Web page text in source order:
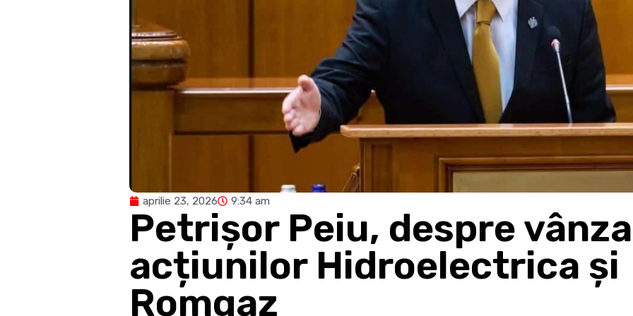
aprilie 23, 2026 9:34 am
Petrișor Peiu, despre
acțiunilor Hidroelectrica și
Romgaz